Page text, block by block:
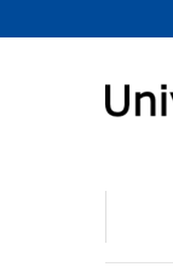
Browsen
direkt zum Inhalt